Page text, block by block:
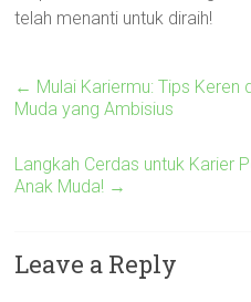
telah menanti untuk diraih!
← Mulai Kariermu: Tips Keren
Muda yang Ambisius
Langkah Cerdas untuk Karier
Anak Muda! →
Leave a Reply